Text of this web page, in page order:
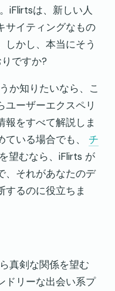
iFlirtsは、新しい人
サイティングなもの
しかし、本当にそう
ですか?
か知りたいなら、こ
ユーザーエクスペリ
報をすべて解説しま
いる場合でも、 チ
望むなら、iFlirts が
、それがあなたのデ
するのに役立ちま
真剣な関係を望む
ドリーな出会い系プ